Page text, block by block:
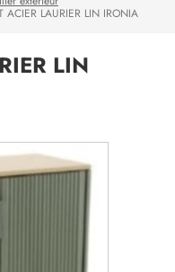
ACIER LAURIER LIN IRONIA
LIN